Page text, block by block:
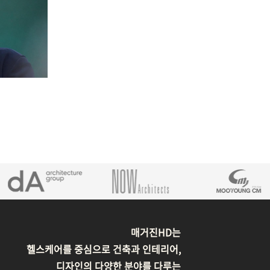
매거진HD는
헬스케어를 중심으로 건축과 인테리어,
디자인의 다양한 분야를 다루는